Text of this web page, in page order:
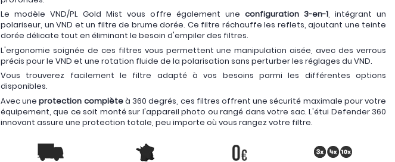
Le modèle VND/PL Gold Mist vous offre également une configuration 3-en-1, intégrant un
polariseur, un VND et un filtre de brume dorée. Ce filtre réchauffe les reflets, ajoutant une teinte
dorée délicate tout en éliminant le besoin d'empiler des filtres.
L'ergonomie soignée de ces filtres vous permettent une manipulation aisée, avec des verrous
précis pour le VND et une rotation fluide de la polarisation sans perturber les réglages du VND.
Vous trouverez facilement le filtre adapté à vos besoins parmi les différentes options
disponibles.
Avec uneprotection complèteà 360 degrés, ces filtres offrent une sécurité maximale pour votre
équipement, que ce soit monté sur l'appareil photo ou rangé dans votre sac. L'étui Defender 360
innovant assure une protection totale, peu importe où vous rangez votre filtre.